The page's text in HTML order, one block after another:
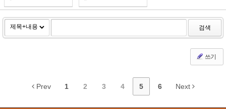
검색
쓰기
Prev 1 2 3 4 5 6 Next